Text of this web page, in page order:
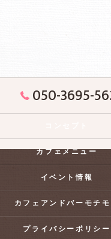
050-3695-
カフェメニュー
イベント情報
カフェアンドバーモチ
プライバシーポリシー